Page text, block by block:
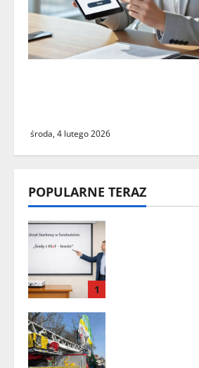
środa, 4 lutego 2026
POPULARNE TERAZ
1